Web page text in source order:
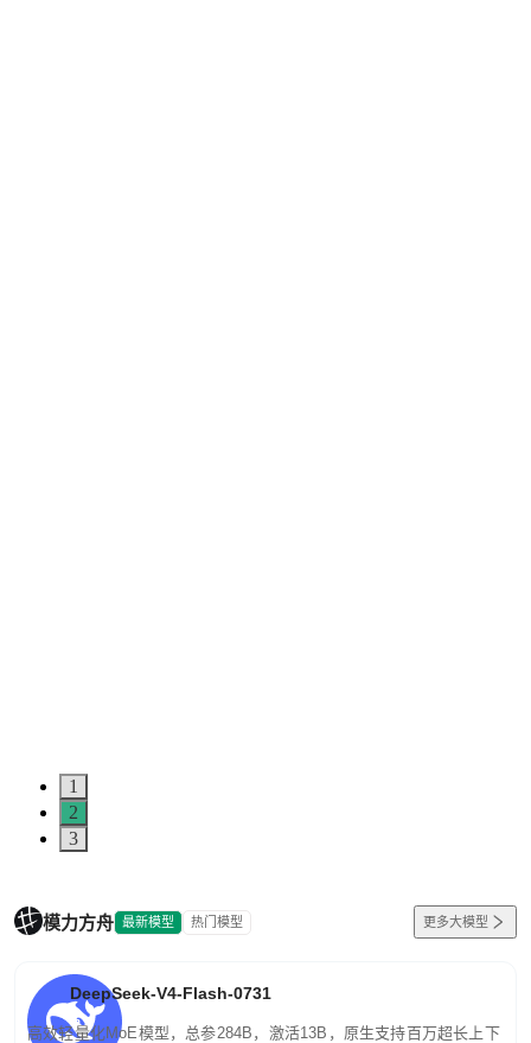
1
2
3
模力方舟 最新模型 热门模型 更多大模型
DeepSeek-V4-Flash-0731
高效轻量化MoE模型，总参284B，激活13B，原生支持百万超长上下